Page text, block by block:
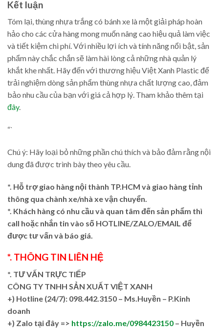
Kết luận
Tóm lại, thùng nhựa trắng có bánh xe là một giải pháp hoàn
hảo cho các cửa hàng mong muốn nâng cao hiệu quả làm việc
và tiết kiệm chi phí. Với nhiều lợi ích và tính năng nổi bật, sản
phẩm này chắc chắn sẽ làm hài lòng cả những nhà quản lý
khắt khe nhất. Hãy đến với thương hiệu Việt Xanh Plastic để
trải nghiệm dòng sản phẩm thùng nhựa chất lượng cao, đảm
bảo nhu cầu của bạn với giá cả hợp lý. Tham khảo thêm tại
đây.
“`
Chú ý: Hãy loại bỏ những phần chú thích và bảo đảm rằng nội
dung đã được trình bày theo yêu cầu.
*. Hỗ trợ giao hàng nội thành TP.HCM và giao hàng tỉnh
thông qua chành xe/nhà xe vận chuyển.
*. Khách hàng có nhu cầu và quan tâm đến sản phẩm thì
call hoặc nhắn tin vào số HOTLINE/ZALO/EMAIL để
được tư vấn và báo giá.
*. THÔNG TIN LIÊN HỆ
*. TƯ VẤN TRỰC TIẾP
CÔNG TY TNHH SẢN XUẤT VIỆT XANH
+) Hotline (24/7): 098.442.3150 – Ms.Huyền – P.Kinh
doanh
+) Zalo tại đây => https://zalo.me/0984423150 – Huyền